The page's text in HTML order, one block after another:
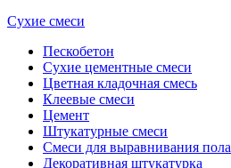
Сухие смеси
Пескобетон
Сухие цементные смеси
Цветная кладочная смесь
Клеевые смеси
Цемент
Штукатурные смеси
Смеси для выравнивания пола
Декоративная штукатурка